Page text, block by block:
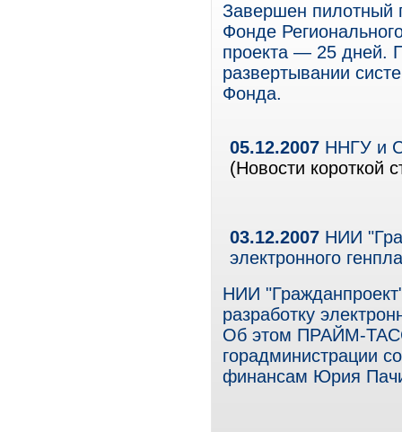
Завершен пилотный
Фонде
проекта — 25 дней.
развертывании
Фонда.
05.12.2007 ННГУ и
(Новости короткой
03.12.2007 НИИ
электронного
НИИ
разработку
Об этом ПРАЙМ-
горадминистрации
финансам Юрия